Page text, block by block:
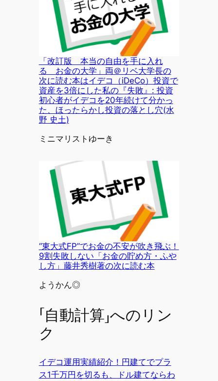
「改訂版 本当の自由を手に入れ
る お金の大学」両＠リベ大学長の
次に読む本はイデコ（iDeCo）投資で
資産を3倍にした私の『失敗』: 投資
初心者がイデコを20年続けて分かっ
た、ほったらかし投資の落とし穴(水
野 史土)
投稿者
ミニマリストゆーき
“東大式FP”でお金の不安が吹き飛ぶ！
9割失敗しない「お金の貯め方・ふや
し方」藤井秀樹著の次に読む本
投稿者
ようかん◎
「自動計算」へのリン
ク
イデコ運用実績紹介！円建てでプラ
ス1千万円を切るも、ドル建てならわ